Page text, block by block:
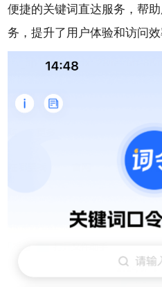
便捷的关键词直达服务，帮
务，提升了用户体验和访问效